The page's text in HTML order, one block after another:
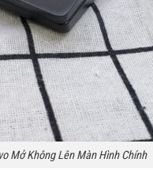
Mở Không Lên Màn Hình Chính